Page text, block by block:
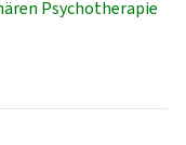
Psychotherapie